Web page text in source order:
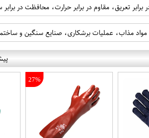
تعریق، مقاوم در برابر حرارت، محافظت در
مواد مذاب، عملیات برشکاری، صنایع سنگین و
27%